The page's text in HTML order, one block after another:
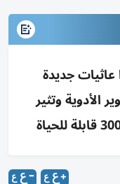
جديدة
الأدوية وتثير